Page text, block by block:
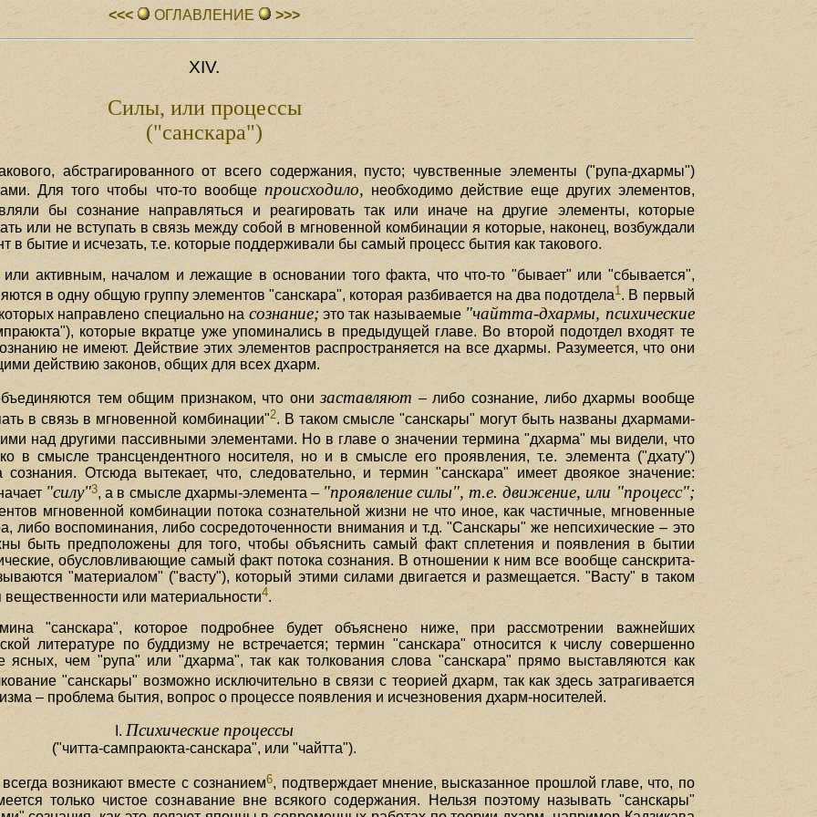
<<< ОГЛАВЛЕHИЕ >>>
XIV.
Силы, или процессы
("санскара")
абстрагированного от всего содержания, пусто; чувственные элементы ("рупа-дхармы")
Для того чтобы что-то вообще происходило, необходимо действие еще других элементов,
бы сознание направляться и реагировать так или иначе на другие элементы, которые
или не вступать в связь между собой в мгновенной комбинации я которые, наконец, возбуждали
бытие и исчезать, т.е. которые поддерживали бы самый процесс бытия как такового.
активным, началом и лежащие в основании того факта, что что-то "бывает" или "сбывается",
в одну общую группу элементов "санскара", которая разбивается на два подотдела1 . В первый
направлено специально на сознание;это так называемые "чайтта-дхармы, психические
которые вкратце уже упоминались в предыдущей главе. Во второй подотдел входят те
не имеют. Действие этих элементов распространяется на все дхармы. Разумеется, что они
действию законов, общих для всех дхарм.
тем общим признаком, что онизаставляют – либо сознание, либо дхармы вообще
в связь в мгновенной комбинации"2. В таком смысле "санскары" могут быть названы дхармами-
над другими пассивными элементами. Но в главе о значении термина "дхарма" мы видели, что
в смысле трансцендентного носителя, но и в смысле его проявления, т.е. элемента ("дхату")
сознания. Отсюда вытекает, что, следовательно, и термин "санскара" имеет двоякое значение:
"силу"3, а в смысле дхармы-элемента –"проявление силы", т.е. движение, или "процесс";
мгновенной комбинации потока сознательной жизни не что иное, как частичные, мгновенные
либо воспоминания, либо сосредоточенности внимания и т.д. "Санскары" же непсихические – это
быть предположены для того, чтобы объяснить самый факт сплетения и появления в бытии
обусловливающие самый факт потока сознания. В отношении к ним все вообще санскрита-
"материалом" ("васту"), который этими силами двигается и размещается. "Васту" в таком
или материальности4.
"санскара", которое подробнее будет объяснено ниже, при рассмотрении важнейших
литературе по буддизму не встречается; термин "санскара" относится к числу совершенно
чем "рупа" или "дхарма", так как толкования слова "санскара" прямо выставляются как
"санскары" возможно исключительно в связи с теорией дхарм, так как здесь затрагивается
– проблема бытия, вопрос о процессе появления и исчезновения дхарм-носителей.
I. Психические процессы
("читта-сампраюкта-санскара", или "чайтта").
возникают вместе с сознанием6, подтверждает мнение, высказанное прошлой главе, что, по
только чистое сознавание вне всякого содержания. Нельзя поэтому называть "санскары"